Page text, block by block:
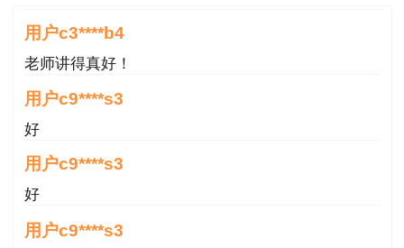
用户c3****b4
老师讲得真好！
用户c9****s3
好
用户c9****s3
好
用户c9****s3